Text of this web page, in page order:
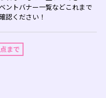
ントバナー一覧などこれまで
認ください！
まで